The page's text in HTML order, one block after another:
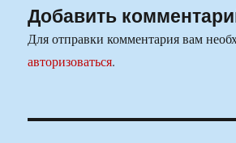
Добавить
Для отправки комментария вам
авторизоваться.